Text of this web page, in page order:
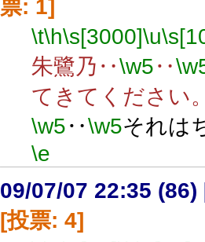
票: 1]
\t\h\s[3000]\u
朱鷺乃‥\w5‥
てきてください
\w5‥\w5それは
\e
09/07/07 22:35 (86)
[投票: 4]